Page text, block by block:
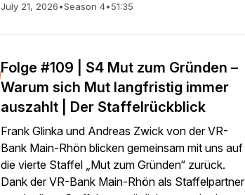
July 21, 2026•Season 4•51:35
Folge #109 | S4 Mut zum Gründen –
Warum sich Mut langfristig immer
auszahlt | Der Staffelrückblick
Frank Glinka und Andreas Zwick von der VR-
Bank Main-Rhön blicken gemeinsam mit uns auf
die vierte Staffel „Mut zum Gründen“ zurück.
Dank der VR-Bank Main-Rhön als Staffelpartner